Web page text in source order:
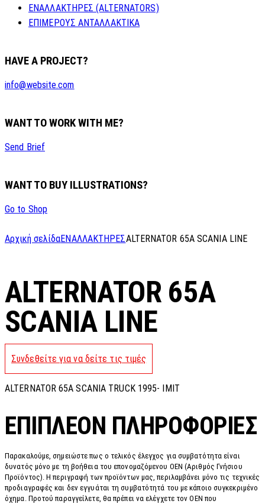
ΕΝΑΛΛΑΚΤΗΡΕΣ (ALTERNATORS)
ΕΠΙΜΕΡΟΥΣ ΑΝΤΑΛΛΑΚΤΙΚΑ
HAVE A PROJECT?
info@website.com
WANT TO WORK WITH ME?
Send Brief
WANT TO BUY ILLUSTRATIONS?
Go to Shop
Αρχική σελίδαΕΝΑΛΛΑΚΤΗΡΕΣALTERNATOR 65A SCANIA LINE
ALTERNATOR 65A
SCANIA LINE
Συνδεθείτε για να δείτε τις τιμές
ALTERNATOR 65A SCANIA TRUCK 1995- IMIT
ΕΠΙΠΛΈΟΝ ΠΛΗΡΟΦΟΡΊΕΣ
Παρακαλούμε, σημειώστε πως ο τελικός έλεγχος για συμβατότητα είναι
δυνατός μόνο με τη βοήθεια του επονομαζόμενου OEN (Αριθμός Γνήσιου
Προϊόντος). Η περιγραφή των προϊόντων μας, περιλαμβάνει μόνο τις τεχνικές
προδιαγραφές και δεν εγγυάται τη συμβατότητά του με κάποιο συγκεκριμένο
όχημα. Προτού παραγγείλετε, θα πρέπει να ελέγχετε τον OEN που